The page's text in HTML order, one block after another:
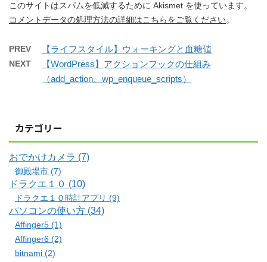
このサイトはスパムを低減するために Akismet を使っています。
コメントデータの処理方法の詳細はこちらをご覧ください。
PREV 【ライフスタイル】ウォーキングと血糖値
NEXT
【WordPress】アクションフックの仕組み
（add_action、wp_enqueue_scripts）
カテゴリー
おでかけカメラ (7)
御殿場市 (7)
ドラクエ１０ (10)
ドラクエ１０時計アプリ (9)
パソコンの使い方 (34)
Affinger5 (1)
Affinger6 (2)
bitnami (2)